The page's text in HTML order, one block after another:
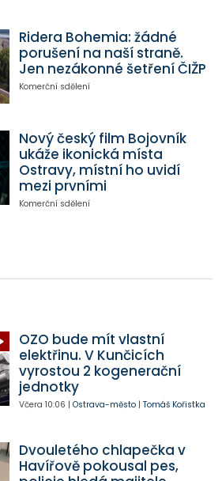
Ridera Bohemia: žádné
porušení na naší straně.
Jen nezákonné šetření ČIŽP
Komerční sdělení
Nový český film Bojovník
ukáže ikonická místa
Ostravy, místní ho uvidí
mezi prvními
Komerční sdělení
OZO bude mít vlastní
elektřinu. V Kunčicích
vyrostou 2 kogenerační
jednotky
Včera 10:06 | Ostrava-město| Tomáš Kořistka
Dvouletého chlapečka v
Havířově pokousal pes,